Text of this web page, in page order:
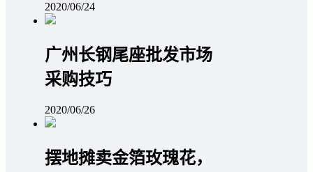
2020/06/24
广州长钢尾座批发市场
采购技巧
2020/06/26
摆地摊卖金箔玫瑰花，